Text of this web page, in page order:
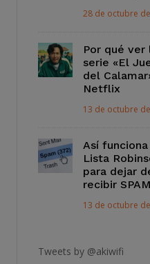
28 de octubre
Por qué ver
serie «El
del
Netflix
13 de octubre
Así
Lista
para dejar
recibir SPAM
13 de octubre
Tweets by @akiwifi